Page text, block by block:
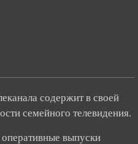
содержит в своей
семейного телевидения.
выпуски